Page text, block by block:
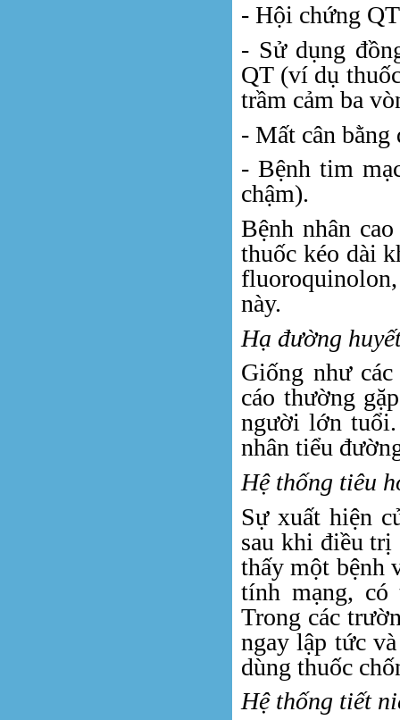
- Hội chứng
- Sử dụng
QT (ví dụ
trầm cảm ba
- Mất cân
- Bệnh tim
chậm).
Bệnh nhân
thuốc kéo dài
này.
Hạ đường
Giống như
cáo thường
người lớn tuổi.
nhân tiểu
Hệ thống tiêu
Sự xuất hiện
sau khi điều trị
thấy một bệnh
tính mạng,
Trong các
ngay lập tức
dùng thuốc
Hệ thống tiết